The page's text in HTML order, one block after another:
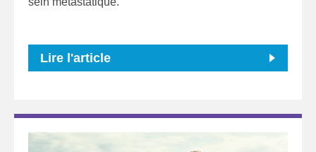
Lire l'article